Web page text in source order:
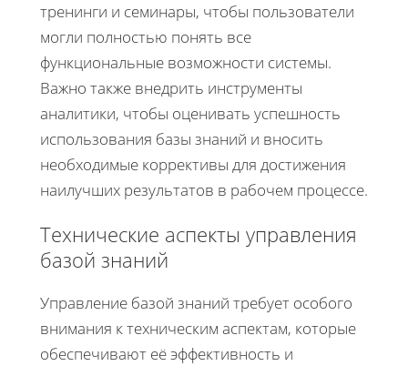
тренинги и семинары, чтобы пользователи
могли полностью понять все
функциональные возможности системы.
Важно также внедрить инструменты
аналитики, чтобы оценивать успешность
использования базы знаний и вносить
необходимые коррективы для достижения
наилучших результатов в рабочем процессе.
Технические аспекты управления
базой знаний
Управление базой знаний требует особого
внимания к техническим аспектам, которые
обеспечивают её эффективность и